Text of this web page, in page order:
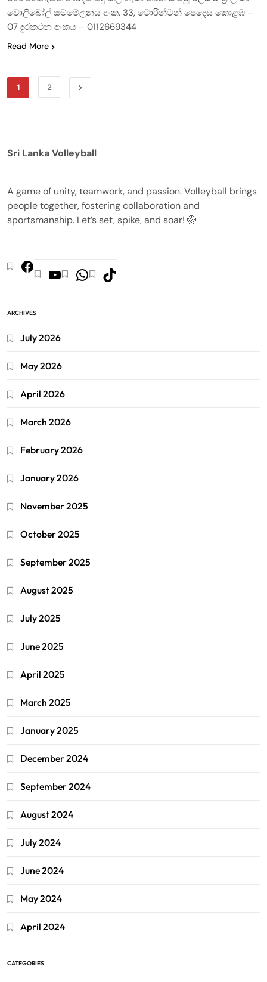
වොලිබෝල් සම්මේලනය අංක. 33, ටොරින්ටන් පෙදෙස කොළඹ –
07 දුරකථන අංකය – 0112669344
Read More
1 2
Sri Lanka Volleyball
A game of unity, teamwork, and passion. Volleyball brings
people together, fostering collaboration and
sportsmanship. Let’s set, spike, and soar! 🏐
ARCHIVES
July 2026
May 2026
April 2026
March 2026
February 2026
January 2026
November 2025
October 2025
September 2025
August 2025
July 2025
June 2025
April 2025
March 2025
January 2025
December 2024
September 2024
August 2024
July 2024
June 2024
May 2024
April 2024
CATEGORIES